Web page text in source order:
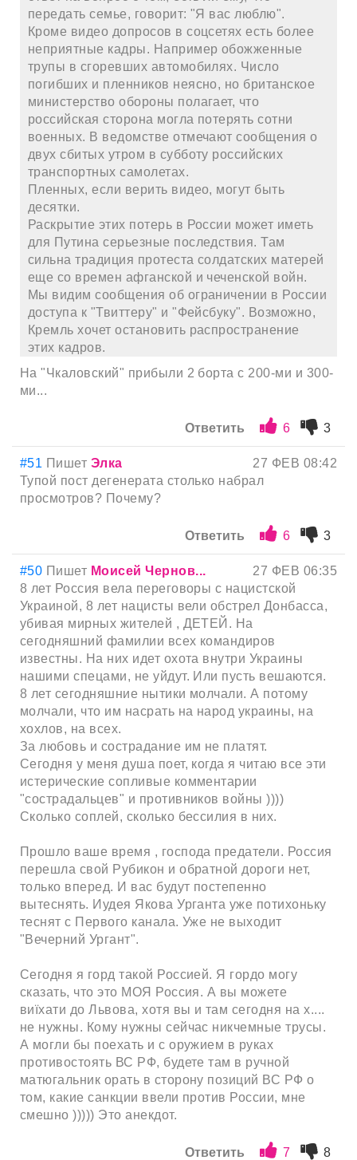
передать семье, говорит: "Я вас люблю".
Кроме видео допросов в соцсетях есть более
неприятные кадры. Например обожженные
трупы в сгоревших автомобилях. Число
погибших и пленников неясно, но британское
министерство обороны полагает, что
российская сторона могла потерять сотни
военных. В ведомстве отмечают сообщения о
двух сбитых утром в субботу российских
транспортных самолетах.
Пленных, если верить видео, могут быть
десятки.
Раскрытие этих потерь в России может иметь
для Путина серьезные последствия. Там
сильна традиция протеста солдатских матерей
еще со времен афганской и чеченской войн.
Мы видим сообщения об ограничении в России
доступа к "Твиттеру" и "Фейсбуку". Возможно,
Кремль хочет остановить распространение
этих кадров.
На "Чкаловский" прибыли 2 борта с 200-ми и 300-
ми...
Ответить 6 3
#51 Пишет Элка
27 ФЕВ 08:42
Тупой пост дегенерата столько набрал
просмотров? Почему?
Ответить 6 3
#50 Пишет Моисей Чернов...
27 ФЕВ 06:35
8 лет Россия вела переговоры с нацистской
Украиной, 8 лет нацисты вели обстрел Донбасса,
убивая мирных жителей , ДЕТЕЙ. На
сегодняшний фамилии всех командиров
известны. На них идет охота внутри Украины
нашими спецами, не уйдут. Или пусть вешаются.
8 лет сегодняшние нытики молчали. А потому
молчали, что им нacpaть на народ украины, на
хохлов, на всех.
За любовь и сострадание им не платят.
Сегодня у меня душа поет, когда я читаю все эти
истерические сопливые комментарии
"сострадальцев" и противников войны ))))
Сколько соплей, сколько бессилия в них.
Прошло ваше время , господа предатели. Россия
перешла свой Рубикон и обратной дороги нет,
только вперед. И вас будут постепенно
вытеснять. Иудея Якова Урганта уже потихоньку
теснят с Первого канала. Уже не выходит
"Вечерний Ургант".
Сегодня я горд такой Россией. Я гордо могу
сказать, что это МОЯ Россия. А вы можете
виїхати до Львова, хотя вы и там сегодня на х....
не нужны. Кому нужны сейчас никчемные трусы.
А могли бы поехать и с оружием в руках
противостоять ВС РФ, будете там в ручной
матюгальник орать в сторону позиций ВС РФ о
том, какие санкции ввели против России, мне
смешно ))))) Это анекдот.
Ответить 7 8